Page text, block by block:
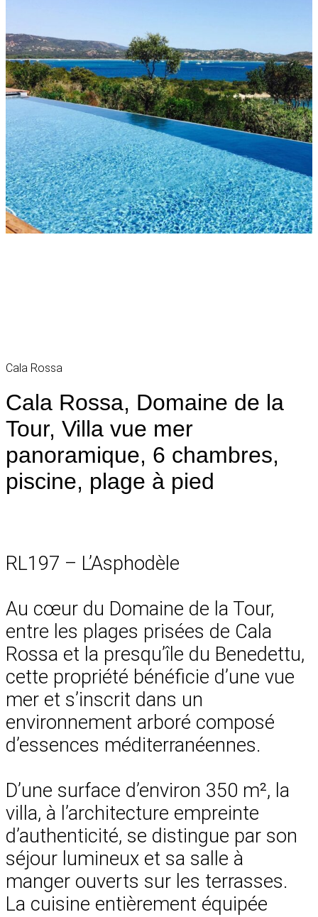
Cala Rossa
Cala Rossa, Domaine de la
Tour, Villa vue mer
panoramique, 6 chambres,
piscine, plage à pied
RL197 – L’Asphodèle
Au cœur du Domaine de la Tour,
entre les plages prisées de Cala
Rossa et la presqu’île du Benedettu,
cette propriété bénéficie d’une vue
mer et s’inscrit dans un
environnement arboré composé
d’essences méditerranéennes.
D’une surface d’environ 350 m², la
villa, à l’architecture empreinte
d’authenticité, se distingue par son
séjour lumineux et sa salle à
manger ouverts sur les terrasses.
La cuisine entièrement équipée